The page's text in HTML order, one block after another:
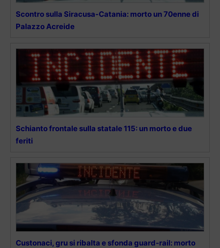
Scontro sulla Siracusa-Catania: morto un 70enne di
Palazzo Acreide
Schianto frontale sulla statale 115: un morto e due
feriti
Custonaci, gru si ribalta e sfonda guard-rail: morto